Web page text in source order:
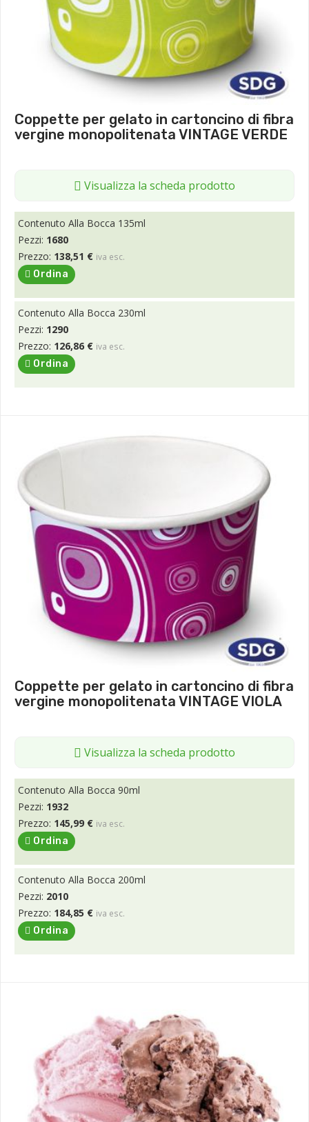
Coppette per gelato in cartoncino di fibra
vergine monopolitenata VINTAGE VERDE
Visualizza la scheda prodotto
Contenuto Alla Bocca 135ml
Pezzi: 1680
Prezzo: 138,51 € iva esc.
Ordina
Contenuto Alla Bocca 230ml
Pezzi: 1290
Prezzo: 126,86 € iva esc.
Ordina
Coppette per gelato in cartoncino di fibra
vergine monopolitenata VINTAGE VIOLA
Visualizza la scheda prodotto
Contenuto Alla Bocca 90ml
Pezzi: 1932
Prezzo: 145,99 € iva esc.
Ordina
Contenuto Alla Bocca 200ml
Pezzi: 2010
Prezzo: 184,85 € iva esc.
Ordina